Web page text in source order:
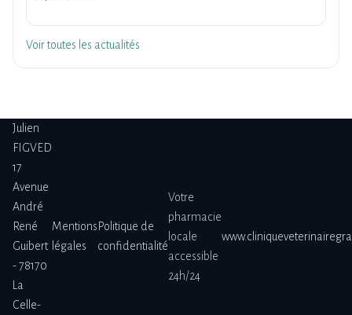
Voir toutes les actualités
Julien
FIGVED
17
Avenue
André
René
Guibert
- 78170
La
Celle-
Mentions
légales
Politique de
confidentialité
Votre
pharmacie
locale
accessible
24h/24